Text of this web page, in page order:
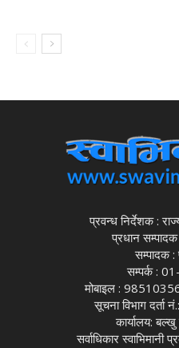
प्रवन्ध निर्देशक :
प्रधान सम्पादक
सम्पादक :
सम्पर्क :
मोबाइल :
सूचना विभाग
कार्यालय: बल्खु
सर्वाधिकार स्वाभिमानी